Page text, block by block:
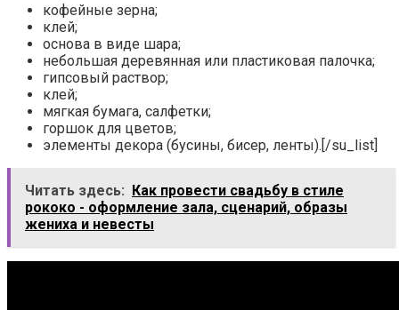
кофейные зерна;
клей;
основа в виде шара;
небольшая деревянная или пластиковая палочка;
гипсовый раствор;
клей;
мягкая бумага, салфетки;
горшок для цветов;
элементы декора (бусины, бисер, ленты).[/su_list]
Читать здесь: Как провести свадьбу в стиле
рококо - оформление зала, сценарий, образы
жениха и невесты